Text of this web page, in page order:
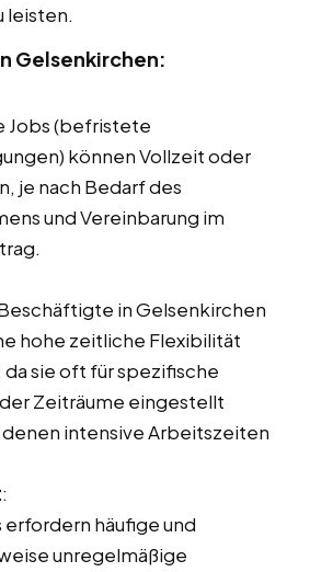
leisten.
Gelsenkirchen:
Jobs (befristete
können Vollzeit oder
je nach Bedarf des
und Vereinbarung im
in Gelsenkirchen
hohe zeitliche Flexibilität
sie oft für spezifische
Zeiträume eingestellt
intensive Arbeitszeiten
:
erfordern häufige und
unregelmäßige